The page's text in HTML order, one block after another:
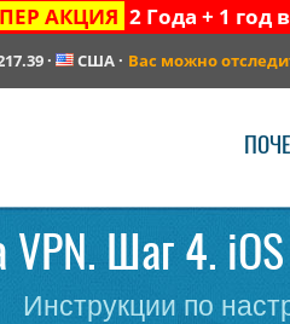
АКЦИЯ 2 Года + 1
· США · Вас можно
VPN. Шаг 4.
Инструкции по